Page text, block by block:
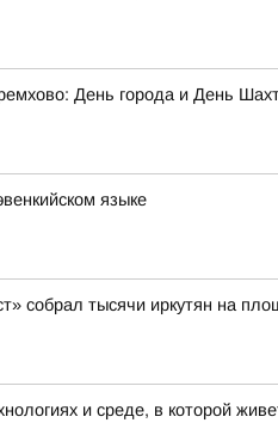
День города и День
языке
собрал тысячи иркутян на
и среде, в которой